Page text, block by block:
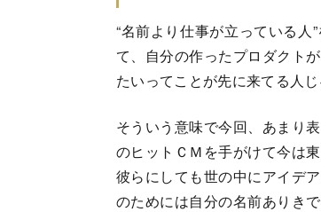
“名前より仕事が立っている人
て、自分の作ったプロダクト
たいってことが先に来てる人
そういう意味で今回、あまり
のヒットＣＭを手がけて今は
彼らにしても世の中にアイデ
のためには自分の名前ありき